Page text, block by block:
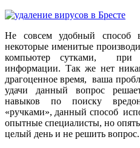
Не совсем удобный
некоторые именитые
компьютер сутками, при
информации. Так же нет
драгоценное время, ваша
удачи данный вопрос
навыков по поиску
«ручками», данный способ
опытные специалисты, но
целый день и не решить вопрос.